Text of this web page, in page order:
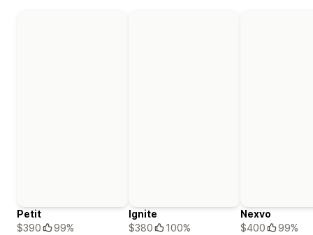
Petit
$390
99%
Ignite
$380
100%
Nexvo
$400
99%